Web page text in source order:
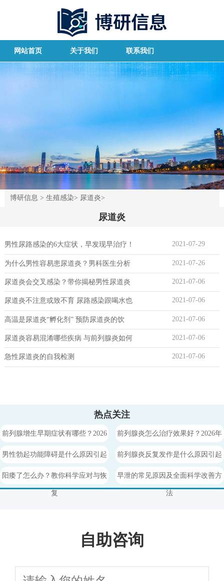
网站首页 关于我们 联系我们
博研信息 >生殖感染> 尿道炎>
尿道炎
男性尿路感染的6大症状，早发现早治疗！ 2021-07-29
为什么男性容易患尿道炎？男科医生分析 2021-07-26
尿道炎会交叉感染？带你揭秘男性尿道炎 2021-07-06
尿道炎不注意或致不育 尿路感染跟喝水也 2021-07-06
高温是尿道炎“孵化剂” 预防尿道炎的饮 2021-07-06
尿道炎容易混淆哪些疾病 与前列腺炎如何 2021-07-06
急性尿道炎的自我检测 2021-07-06
热点关注
前列腺增生早期症状有哪些？2026
年最佳治疗方法详解
前列腺炎怎么治疗效果好？2026年
症状识别与日常护理指南
男性勃起功能障碍是什么原因引起
的能自愈吗
前列腺炎反复发作是什么原因引起
的，日常护理需要注意什么
阳痿了怎么办？教你科学应对与恢
复
早泄的常见原因及全面科学改善方
法
自助咨询